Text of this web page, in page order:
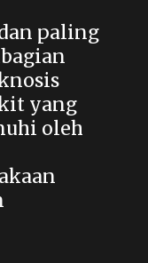
paling
yang
oleh